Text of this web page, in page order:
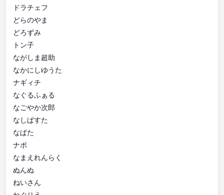
ドラチェフ
どらのやま
どろずみ
トン子
ながしま超助
なかにしゆうた
ナギィチ
なぐるふぁる
なごやか次郎
なしぱすた
なぱた
ナポ
なまえれんらく
ぬんぬ
ねいさん